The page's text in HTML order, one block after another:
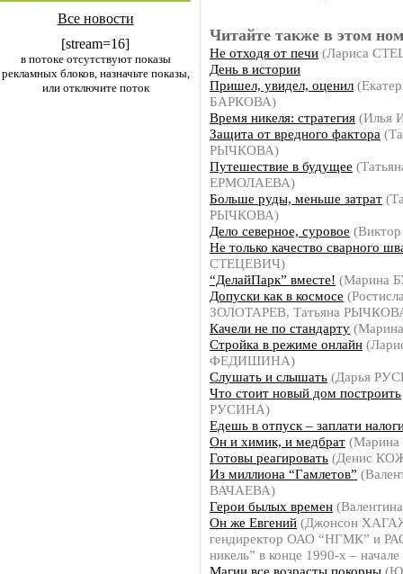
Все новости
[stream=16]
в потоке отсутствуют показы
рекламных блоков, назначьте показы,
или отключите поток
Читайте также в этом
Не отходя от печи (Лариса
День в истории
Пришел, увидел, оценил
БАРКОВА)
Время никеля: стратегия (Илья
Защита от вредного фактора
РЫЧКОВА)
Путешествие в будущее
ЕРМОЛАЕВА)
Больше руды, меньше затрат
РЫЧКОВА)
Дело северное, суровое
Не только качество сварного
СТЕЦЕВИЧ)
“ДелайПарк” вместе! (Марина
Допуски как в космосе
ЗОЛОТАРЕВ, Татьяна
Качели не по стандарту
Стройка в режиме онлайн
ФЕДИШИНА)
Слушать и слышать (Дарья
Что стоит новый дом построить
РУСИНА)
Едешь в отпуск – заплати
Он и химик, и медбрат
Готовы реагировать (Денис
Из миллиона “Гамлетов”
ВАЧАЕВА)
Герои былых времен
Он же Евгений (Джонсон
гендиректор ОАО “НГМК” и
никель” в конце 1990-х –
Магии все возрасты покорны